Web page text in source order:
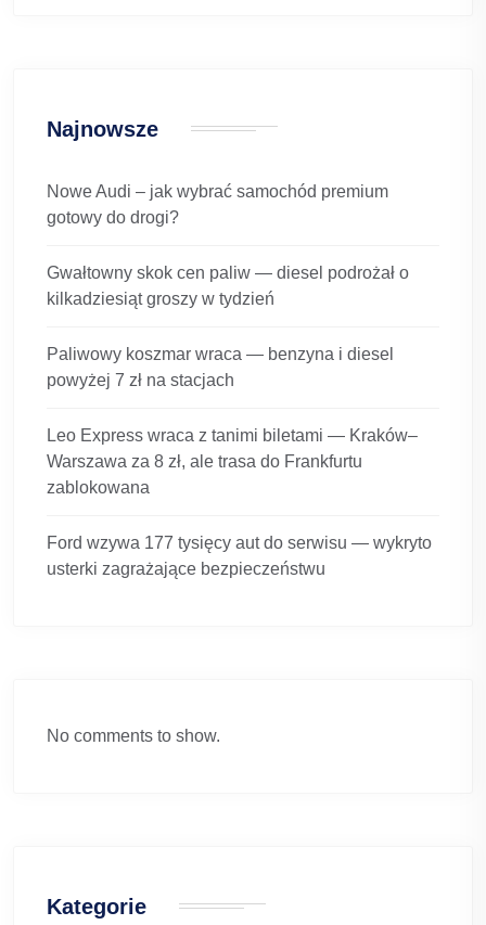
Najnowsze
Nowe Audi – jak wybrać samochód premium
gotowy do drogi?
Gwałtowny skok cen paliw — diesel podrożał o
kilkadziesiąt groszy w tydzień
Paliwowy koszmar wraca — benzyna i diesel
powyżej 7 zł na stacjach
Leo Express wraca z tanimi biletami — Kraków–
Warszawa za 8 zł, ale trasa do Frankfurtu
zablokowana
Ford wzywa 177 tysięcy aut do serwisu — wykryto
usterki zagrażające bezpieczeństwu
No comments to show.
Kategorie